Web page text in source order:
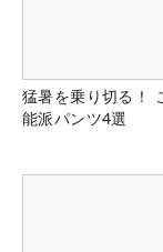
猛暑を乗り切る！
能派パンツ4選